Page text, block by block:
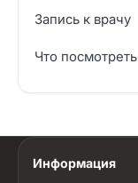
Запись к врачу
Что посмотреть
Информация